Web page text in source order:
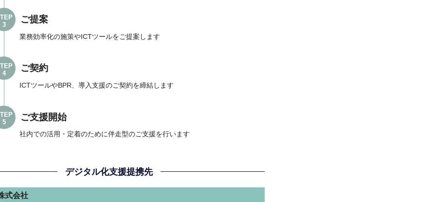
3
ご提案
業務効率化の施策やICTツールをご提案します
4
ご契約
ICTツールやBPR、導入支援のご契約を締結します
5
ご支援開始
社内での活用・定着のために伴走型のご支援を行います
デジタル化支援提携先
式会社